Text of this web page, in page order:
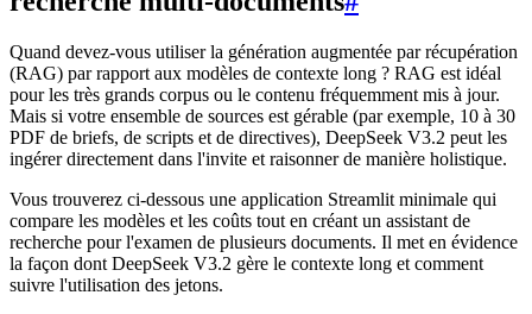
Quand devez-vous utiliser la génération augmentée par récupération
(RAG) par rapport aux modèles de contexte long ? RAG est idéal
pour les très grands corpus ou le contenu fréquemment mis à jour.
Mais si votre ensemble de sources est gérable (par exemple, 10 à 30
PDF de briefs, de scripts et de directives), DeepSeek V3.2 peut les
ingérer directement dans l'invite et raisonner de manière holistique.
Vous trouverez ci-dessous une application Streamlit minimale qui
compare les modèles et les coûts tout en créant un assistant de
recherche pour l'examen de plusieurs documents. Il met en évidence
la façon dont DeepSeek V3.2 gère le contexte long et comment
suivre l'utilisation des jetons.